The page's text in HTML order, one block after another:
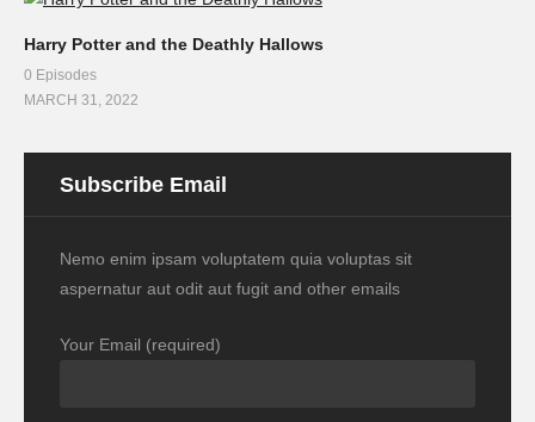
Harry Potter and the Deathly Hallows
0 Episodes
MARCH 31, 2022
Subscribe Email
Nemo enim ipsam voluptatem quia voluptas sit
aspernatur aut odit aut fugit and other emails
Your Email (required)